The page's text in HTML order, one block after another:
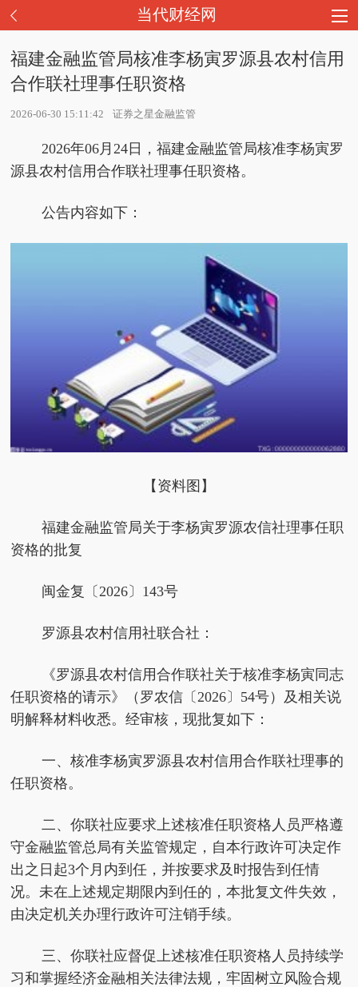
当代财经网
福建金融监管局核准李杨寅罗源县农村信用
合作联社理事任职资格
2026-06-30 15:11:42 证券之星金融监管
2026年06月24日，福建金融监管局核准李杨寅罗
源县农村信用合作联社理事任职资格。
公告内容如下：
【资料图】
福建金融监管局关于李杨寅罗源农信社理事任职
资格的批复
闽金复〔2026〕143号
罗源县农村信用社联合社：
《罗源县农村信用合作联社关于核准李杨寅同志
任职资格的请示》（罗农信〔2026〕54号）及相关说
明解释材料收悉。经审核，现批复如下：
一、核准李杨寅罗源县农村信用合作联社理事的
任职资格。
二、你联社应要求上述核准任职资格人员严格遵
守金融监管总局有关监管规定，自本行政许可决定作
出之日起3个月内到任，并按要求及时报告到任情
况。未在上述规定期限内到任的，本批复文件失效，
由决定机关办理行政许可注销手续。
三、你联社应督促上述核准任职资格人员持续学
习和掌握经济金融相关法律法规，牢固树立风险合规